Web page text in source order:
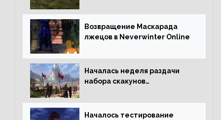
Возвращение Маскарада
лжецов в Neverwinter Online
Началась неделя раздачи
набора скакунов
Началось тестирование